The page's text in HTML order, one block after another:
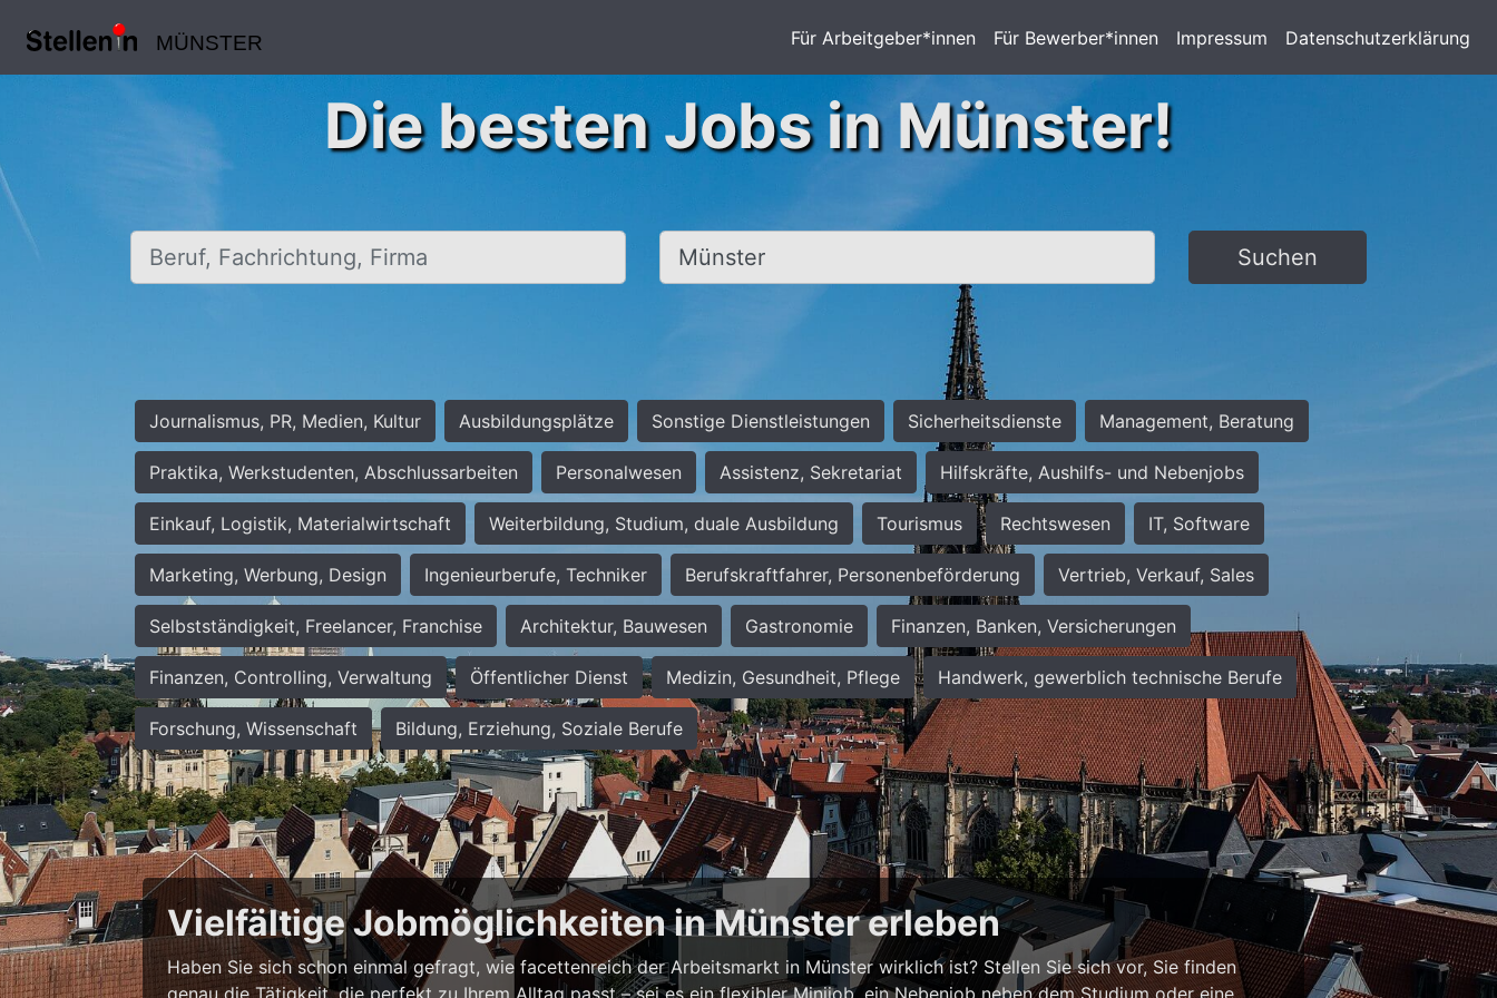
MÜNSTER Für Arbeitgeber*innen Für Bewerber*innen Impressum Datenschutzerklärung
Die besten Jobs in Münster!
Beruf, Fachrichtung, Firma Ort, Stadt Suchen
Journalismus, PR, Medien, Kultur Ausbildungsplätze Sonstige Dienstleistungen Sicherheitsdienste Management, Beratung
Praktika, Werkstudenten, Abschlussarbeiten Personalwesen Assistenz, Sekretariat Hilfskräfte, Aushilfs- und Nebenjobs
Einkauf, Logistik, Materialwirtschaft Weiterbildung, Studium, duale Ausbildung Tourismus Rechtswesen IT, Software
Marketing, Werbung, Design Ingenieurberufe, Techniker Berufskraftfahrer, Personenbeförderung Vertrieb, Verkauf, Sales
Selbstständigkeit, Freelancer, Franchise Architektur, Bauwesen Gastronomie Finanzen, Banken, Versicherungen
Finanzen, Controlling, Verwaltung Öffentlicher Dienst Medizin, Gesundheit, Pflege Handwerk, gewerblich technische Berufe
Forschung, Wissenschaft Bildung, Erziehung, Soziale Berufe
Vielfältige Jobmöglichkeiten in Münster erleben
Haben Sie sich schon einmal gefragt, wie facettenreich der Arbeitsmarkt in Münster wirklich ist? Stellen Sie sich vor, Sie finden